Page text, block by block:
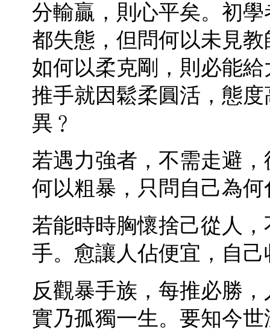
分輸贏，則心平矣。初
都失態，但問何以未見
如何以柔克剛，則必能
推手就因鬆柔圓活，態
異﹖
若遇力強者，不需走避
何以粗暴，只問自己為
若能時時胸懷捨己從人
手。愈讓人佔便宜，自
反觀暴手族，每推必勝
實乃孤獨一生。要知今